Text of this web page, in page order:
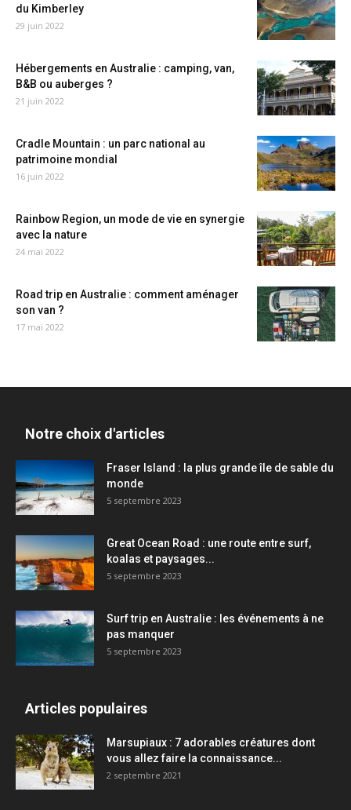
du Kimberley
29 juin 2022
Hébergements en Australie : camping, van,
B&B ou auberges ?
21 juin 2022
Cradle Mountain : un parc national au
patrimoine mondial
16 juin 2022
Rainbow Region, un mode de vie en synergie
avec la nature
24 mai 2022
Road trip en Australie : comment aménager
son van ?
17 mai 2022
Notre choix d'articles
Fraser Island : la plus grande île de sable du
monde
5 septembre 2023
Great Ocean Road : une route entre surf,
koalas et paysages...
5 septembre 2023
Surf trip en Australie : les événements à ne
pas manquer
5 septembre 2023
Articles populaires
Marsupiaux : 7 adorables créatures dont
vous allez faire la connaissance...
2 septembre 2021